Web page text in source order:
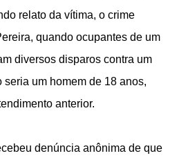
relato da vítima, o crime
quando ocupantes de um
diversos disparos contra um
um homem de 18 anos,
anterior.
denúncia anônima de que